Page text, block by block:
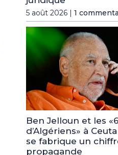
5 août 2026 | 1
Ben Jelloun et les
d’Algériens» à
se fabrique un
propagande